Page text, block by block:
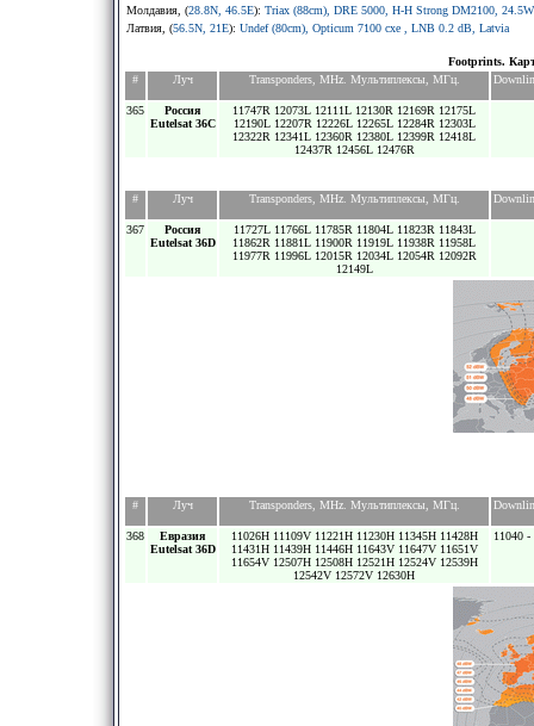
Молдавия, (28.8N, 46.5E): Triax (88cm), DRE 5000, H-H Strong DM2100,
Латвия, (56.5N, 21E): Undef (80cm), Opticum 7100 cxe , LNB 0.2 dB, Latvia
Footprints.
#
Луч Transponders, MHz. Мультиплексы, МГц.
365
Россия
Eutelsat 36C
11747R 12073L 12111L 12130R 12169R 12175L
12190L 12207R 12226L 12265L 12284R 12303L
12322R 12341L 12360R 12380L 12399R 12418L
12437R 12456L 12476R
# Луч Transponders, MHz. Мультиплексы, МГц.
367
Россия
Eutelsat 36D
11727L 11766L 11785R 11804L 11823R 11843L
11862R 11881L 11900R 11919L 11938R 11958L
11977R 11996L 12015R 12034L 12054R 12092R
12149L
# Луч Transponders, MHz. Мультиплексы, МГц.
368
Евразия
Eutelsat 36D
11026H 11109V 11221H 11230H 11345H 11428H
11431H 11439H 11446H 11643V 11647V 11651V
11654V 12507H 12508H 12521H 12524V 12539H
12542V 12572V 12630H
11040 -